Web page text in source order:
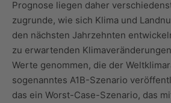
Prognose liegen daher
zugrunde, wie sich Klima und
den nächsten Jahrzehnten
zu erwartenden
Werte genommen, die der
sogenanntes A1B-Szenario
das ein Worst-Case-Szenario, das